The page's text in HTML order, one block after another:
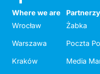
Where we are
Wrocław
Warszawa
Kraków
Partnerzy
Żabka
Poczta
Media